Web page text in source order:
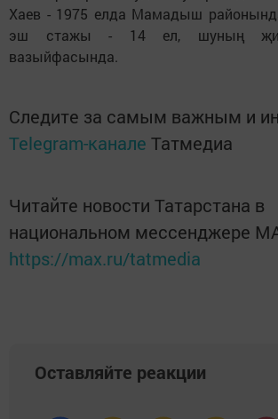
Хаев - 1975 елда Мамадыш
эш стажы - 14 ел, шуның
вазыйфасында.
Следите за самым важным и
Telegram-канале Татмедиа
Читайте новости Татарстана в
национальном мессенджере
https://max.ru/tatmedia
Оставляйте реакции